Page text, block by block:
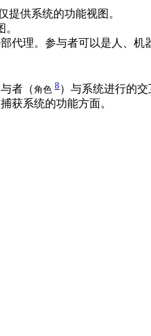
提供系统的功能视图。
代理。参与者可以是人、
者（角色 8 ）与系统进行的
获系统的功能方面。